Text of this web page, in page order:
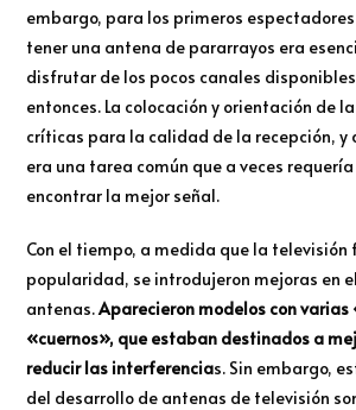
embargo, para los primeros
tener una antena de pararrayos era
disfrutar de los pocos canales
entonces. La colocación y orientación de
críticas para la calidad de la recepción,
era una tarea común que a veces
encontrar la mejor señal.
Con el tiempo, a medida que la televisión
popularidad, se introdujeron mejoras en
antenas.Aparecieron modelos con
«cuernos», que estaban destinados a
reducir las interferencias. Sin embargo,
del desarrollo de antenas de televisión